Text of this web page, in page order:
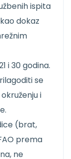
ispita
dokaz
i 30 godina.
se
i
(brat,
prema
ne